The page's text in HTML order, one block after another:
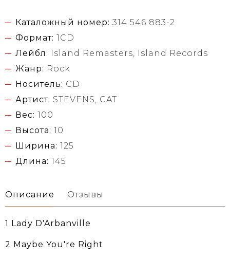
Каталожный номер: 314 546 883-2
Формат: 1CD
Лейбл: Island Remasters, Island Records
Жанр: Rock
Носитель: CD
Артист: STEVENS, CAT
Вес: 100
Высота: 10
Ширина: 125
Длина: 145
Описание Отзывы
1 Lady D'Arbanville
2 Maybe You're Right